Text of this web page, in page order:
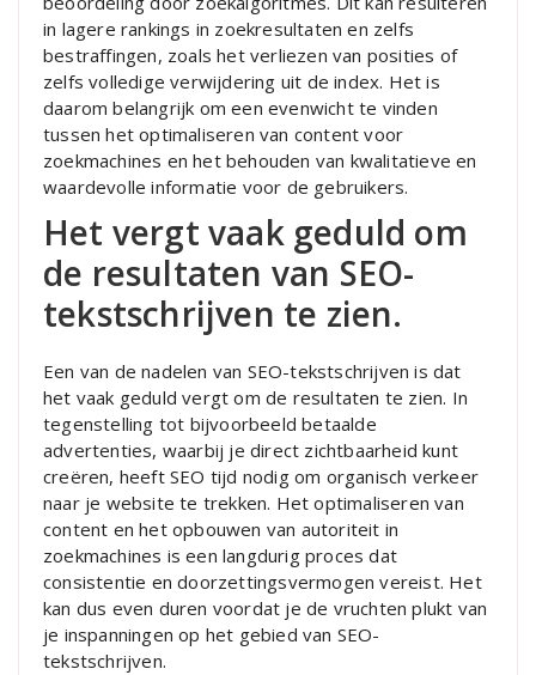
in lagere rankings in zoekresultaten en zelfs
bestraffingen, zoals het verliezen van posities of
zelfs volledige verwijdering uit de index. Het is
daarom belangrijk om een evenwicht te vinden
tussen het optimaliseren van content voor
zoekmachines en het behouden van kwalitatieve en
waardevolle informatie voor de gebruikers.
Het vergt vaak geduld om
de resultaten van SEO-
tekstschrijven te zien.
Een van de nadelen van SEO-tekstschrijven is dat
het vaak geduld vergt om de resultaten te zien. In
tegenstelling tot bijvoorbeeld betaalde
advertenties, waarbij je direct zichtbaarheid kunt
creëren, heeft SEO tijd nodig om organisch verkeer
naar je website te trekken. Het optimaliseren van
content en het opbouwen van autoriteit in
zoekmachines is een langdurig proces dat
consistentie en doorzettingsvermogen vereist. Het
kan dus even duren voordat je de vruchten plukt van
je inspanningen op het gebied van SEO-
tekstschrijven.